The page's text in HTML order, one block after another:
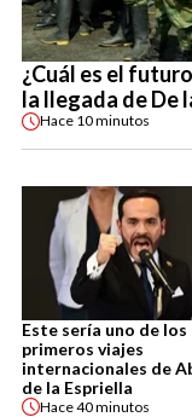
¿Cuál es el
la llegada de De
Hace 10 minutos
Este sería uno de los
primeros viajes
internacionales de
de la Espriella
Hace40 minutos